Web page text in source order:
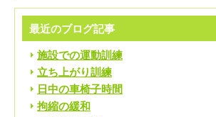
最近のブログ記事
施設での運動訓練
立ち上がり訓練
日中の車椅子時間
拘縮の緩和